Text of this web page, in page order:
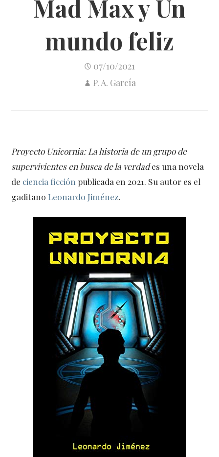
Mad Max y Un
mundo feliz
07/10/2021
P. A. García
Proyecto Unicornia: La historia de un grupo de
supervivientes en busca de la verdades una novela
de ciencia ficción publicada en 2021. Su autor es el
gaditanoLeonardo Jiménez.